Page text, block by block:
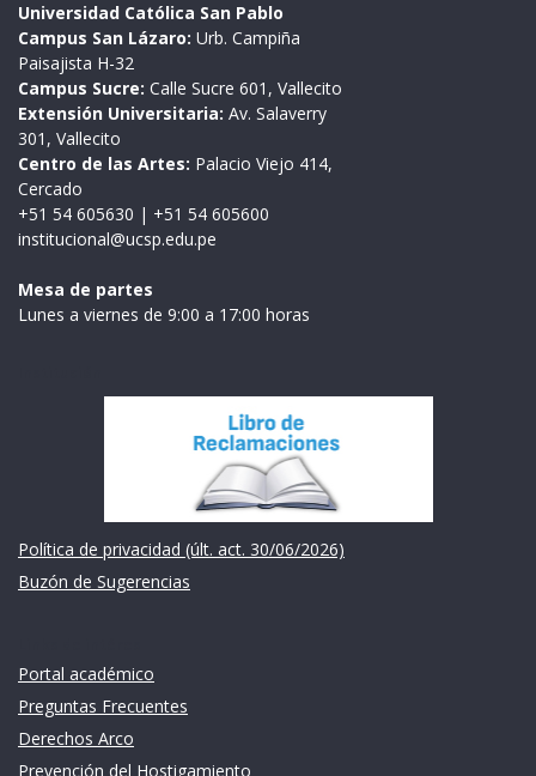
Universidad Católica San Pablo
Campus San Lázaro: Urb. Campiña
Paisajista H-32
Campus Sucre: Calle Sucre 601, Vallecito
Extensión Universitaria: Av. Salaverry
301, Vallecito
Centro de las Artes: Palacio Viejo 414,
Cercado
+51 54 605630 | +51 54 605600
institucional@ucsp.edu.pe
Mesa de partes
Lunes a viernes de 9:00 a 17:00 horas
Política de privacidad (últ. act. 30/06/2026)
Buzón de Sugerencias
Portal académico
Preguntas Frecuentes
Derechos Arco
Prevención del Hostigamiento